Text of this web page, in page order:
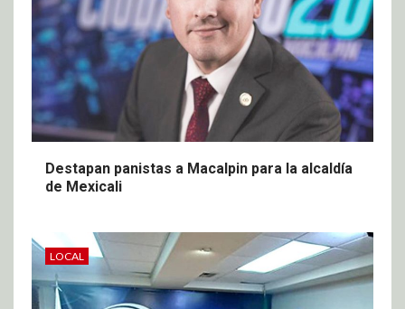
Destapan panistas a Macalpin para la alcaldía
de Mexicali
LOCAL